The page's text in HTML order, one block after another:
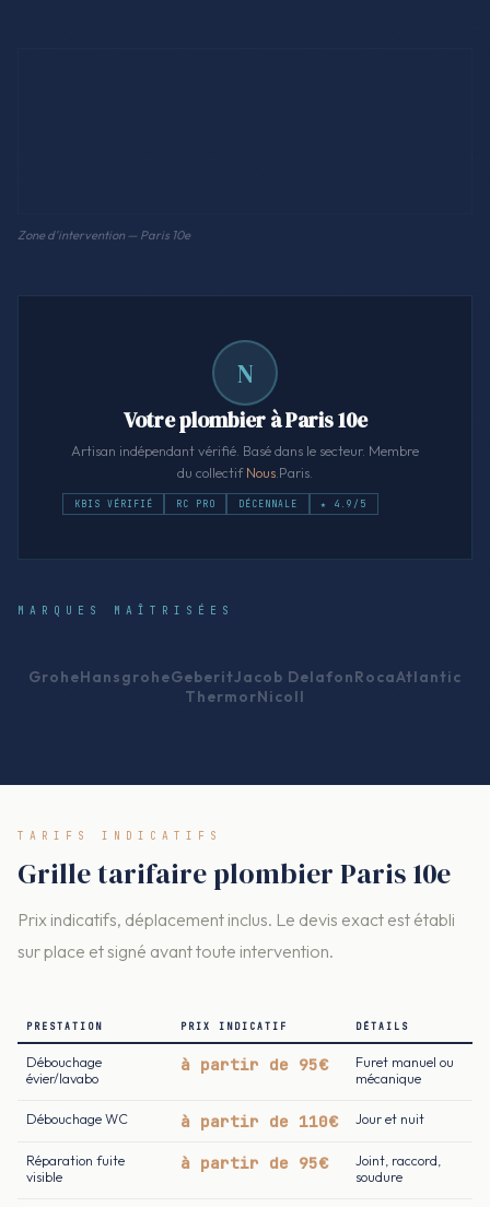
Zone d'intervention — Paris 10e
N
Votre plombier à Paris 10e
Artisan indépendant vérifié. Basé dans le secteur. Membre
du collectifNous .Paris.
KBIS VÉRIFIÉ RC PRO DÉCENNALE ★ 4.9/5
MARQUES MAÎTRISÉES
GroheHansgroheGeberitJacob DelafonRocaAtlantic
ThermorNicoll
TARIFS INDICATIFS
Grille tarifaire plombier Paris 10e
Prix indicatifs, déplacement inclus. Le devis exact est établi
sur place et signé avant toute intervention.
PRESTATION PRIX INDICATIF DÉTAILS
Débouchage
évier/lavabo
à partir de 95€
Furet manuel ou
mécanique
Débouchage WC à partir de 110€ Jour et nuit
Réparation fuite
visible
à partir de 95€
Joint, raccord,
soudure